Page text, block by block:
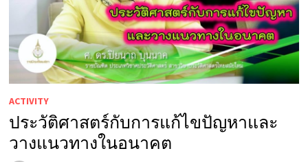
ACTIVITY
ประวัติศาสตร์กับการแก้ไขปัญหาและ
วางแนวทางในอนาคต